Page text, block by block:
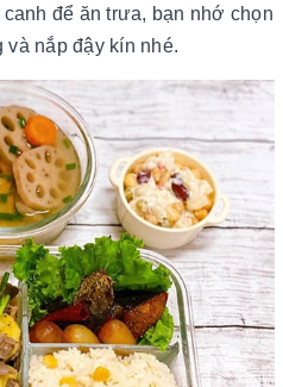
để ăn trưa, bạn nhớ chọn
và nắp đậy kín nhé.